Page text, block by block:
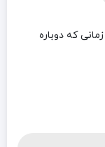
که دوباره